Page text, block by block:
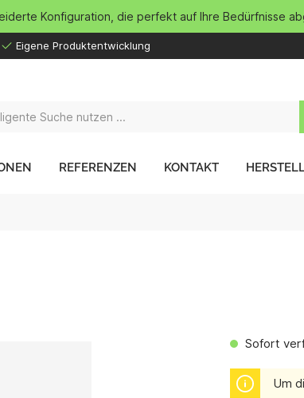
Konfiguration, die perfekt auf Ihre Bedürfnisse
Eigene Produktentwicklung
REFERENZEN KONTAKT
Sofort
Um